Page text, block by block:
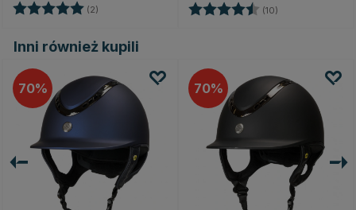
Ocena: (2) Ocena: (10)
Inni również kupili
70 70